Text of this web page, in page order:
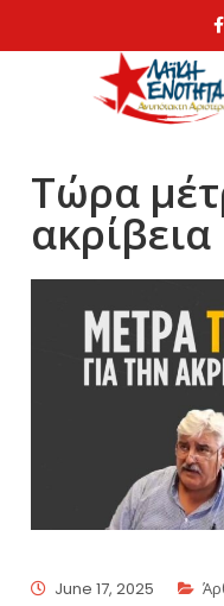
Τώρα
ακρίβεια
June 17, 2025